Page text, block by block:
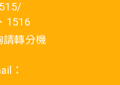
1516
請轉分機
：